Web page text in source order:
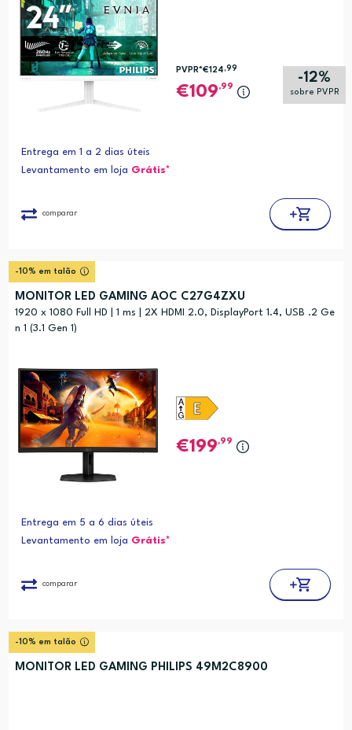
-12%
sobre PVPR
PVPR*€124,99
109,99
Entrega em 1 a 2 dias úteis
Levantamento em loja Grátis*
comparar
-10% em talão
MONITOR LED GAMING AOC C27G4ZXU
1920 x 1080 Full HD | 1 ms | 2X HDMI 2.0, DisplayPort 1.4, USB .2 Ge
n 1 (3.1 Gen 1)
199,99
Entrega em 5 a 6 dias úteis
Levantamento em loja Grátis*
comparar
-10% em talão
MONITOR LED GAMING PHILIPS 49M2C8900